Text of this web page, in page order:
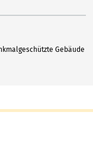
Gebäude